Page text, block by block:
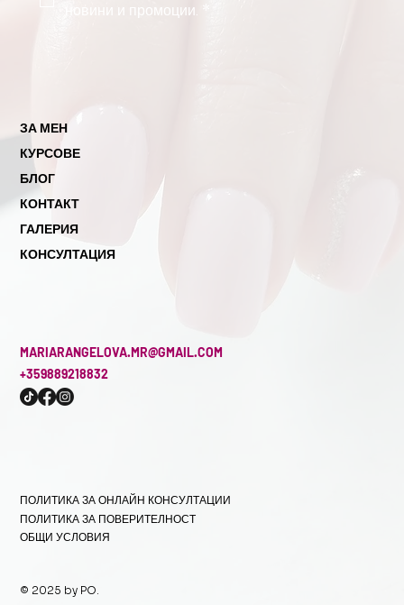
ЗА МЕН
КУРСОВЕ
БЛОГ
КОНТАКТ
ГАЛЕРИЯ
КОНСУЛТАЦИЯ
ПОЛИТИКА ЗА ОНЛАЙН КОНСУЛТАЦИИ
ПОЛИТИКА ЗА ПОВЕРИТЕЛНОСТ
ОБЩИ УСЛОВИЯ
© 2025 by PO.
MARIARANGELOVA.MR@GMAIL.COM
+359889218832
новини и промоции.